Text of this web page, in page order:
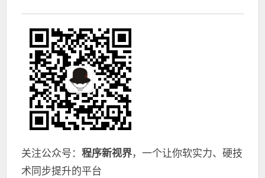
关注公众号： 程序新视界，一个让你软实力、硬技
术同步提升的平台